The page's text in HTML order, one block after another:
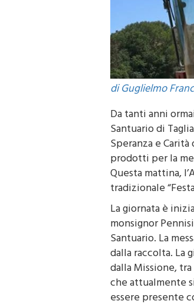
di Guglielmo
Da tanti anni
Santuario di
Speranza e
prodotti per la
Questa mattina,
tradizionale
La giornata è
monsignor
Santuario. La
dalla raccolta. La
dalla Missione,
che attualmente
essere presente